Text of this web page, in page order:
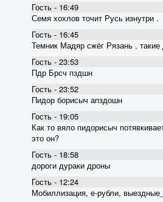
Гость - 16:49
Семя хохлов точит Русь изнутри .
Гость - 16:45
Темник Мадяр сжёг Рязань ,
Гость - 23:53
Пдр Брсч пздшн
Гость - 23:52
Пидор борисыч апздошн
Гость - 19:05
Как то вяло пидорисыч
это он?
Гость - 18:58
дороги дураки дроны
Гость - 12:24
Мобиллизация, е-рубли,